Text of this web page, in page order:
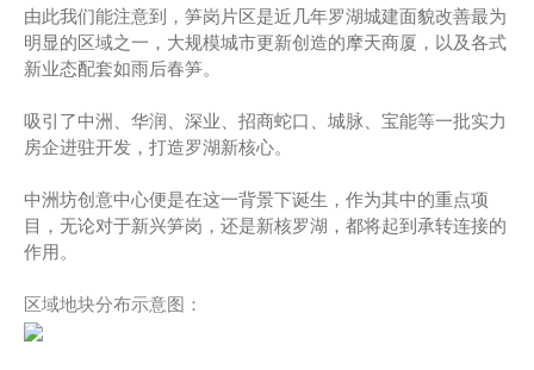
由此我们能注意到，笋岗片区是近几年罗湖城建面貌改善最为
明显的区域之一，大规模城市更新创造的摩天商厦，以及各式
新业态配套如雨后春笋。
吸引了中洲、华润、深业、招商蛇口、城脉、宝能等一批实力
房企进驻开发，打造罗湖新核心。
中洲坊创意中心便是在这一背景下诞生，作为其中的重点项
目，无论对于新兴笋岗，还是新核罗湖，都将起到承转连接的
作用。
区域地块分布示意图：